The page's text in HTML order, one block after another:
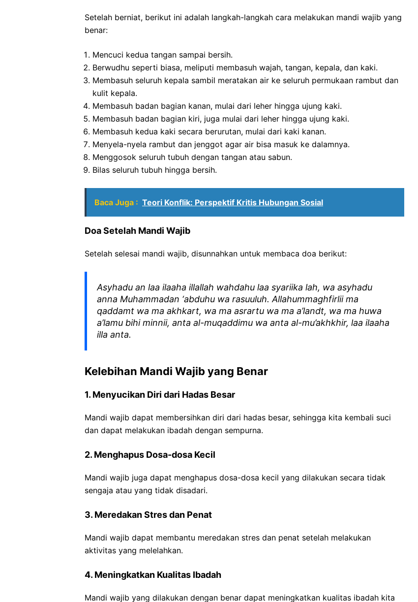
Setelah berniat, berikut ini adalah langkah-langkah cara melakukan mandi wajib yang
benar:
Mencuci kedua tangan sampai bersih.
Berwudhu seperti biasa, meliputi membasuh wajah, tangan, kepala, dan kaki.
Membasuh seluruh kepala sambil meratakan air ke seluruh permukaan rambut dan
kulit kepala.
Membasuh badan bagian kanan, mulai dari leher hingga ujung kaki.
Membasuh badan bagian kiri, juga mulai dari leher hingga ujung kaki.
Membasuh kedua kaki secara berurutan, mulai dari kaki kanan.
Menyela-nyela rambut dan jenggot agar air bisa masuk ke dalamnya.
Menggosok seluruh tubuh dengan tangan atau sabun.
Bilas seluruh tubuh hingga bersih.
Baca Juga : Teori Konflik: Perspektif Kritis Hubungan Sosial
Doa Setelah Mandi Wajib
Setelah selesai mandi wajib, disunnahkan untuk membaca doa berikut:
Asyhadu an laa ilaaha illallah wahdahu laa syariika lah, wa asyhadu
anna Muhammadan ‘abduhu wa rasuuluh. Allahummaghfirlii ma
qaddamt wa ma akhkart, wa ma asrartu wa ma a’landt, wa ma huwa
a’lamu bihi minnii, anta al-muqaddimu wa anta al-mu’akhkhir, laa ilaaha
illa anta.
Kelebihan Mandi Wajib yang Benar
1. Menyucikan Diri dari Hadas Besar
Mandi wajib dapat membersihkan diri dari hadas besar, sehingga kita kembali suci
dan dapat melakukan ibadah dengan sempurna.
2. Menghapus Dosa-dosa Kecil
Mandi wajib juga dapat menghapus dosa-dosa kecil yang dilakukan secara tidak
sengaja atau yang tidak disadari.
3. Meredakan Stres dan Penat
Mandi wajib dapat membantu meredakan stres dan penat setelah melakukan
aktivitas yang melelahkan.
4. Meningkatkan Kualitas Ibadah
Mandi wajib yang dilakukan dengan benar dapat meningkatkan kualitas ibadah kita